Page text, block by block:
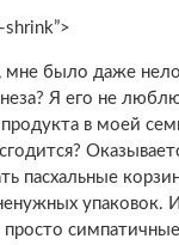
shrink”>
мне было даже
Я его не
в моей
пасхальные
упаковок.
просто симпатичные